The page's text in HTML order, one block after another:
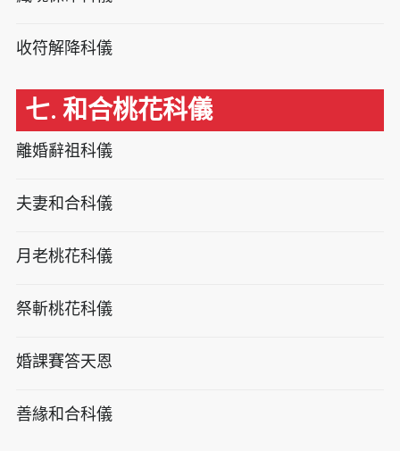
收符解降科儀
七. 和合桃花科儀
離婚辭祖科儀
夫妻和合科儀
月老桃花科儀
祭斬桃花科儀
婚課賽答天恩
善緣和合科儀